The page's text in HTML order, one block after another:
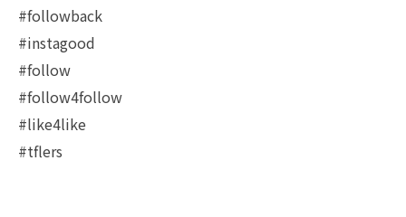
#followback
#instagood
#follow
#follow4follow
#like4like
#tflers